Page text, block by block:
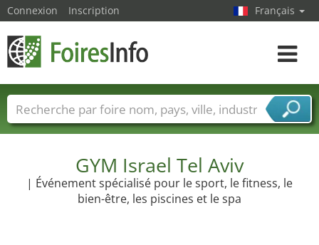
GYM Israel Tel Aviv
| Événement spécialisé pour le sport, le fitness, le
bien-être, les piscines et le spa
Connexion Inscription Français
Toggle
Foire noms Pays Villes
Secteurs de foire